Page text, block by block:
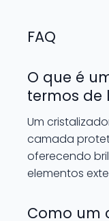
FAQ
O que é
termos de
Um
camada
oferecendo
elementos
Como um